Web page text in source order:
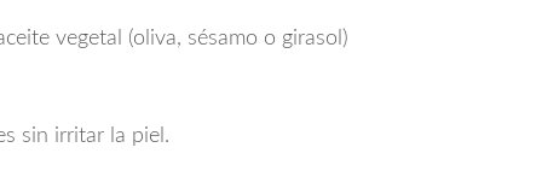
vegetal (oliva, sésamo o girasol)
sin irritar la piel.